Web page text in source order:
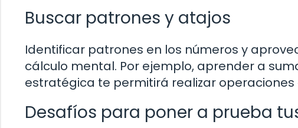
Buscar patrones y atajos
Identificar patrones en los números y
cálculo mental. Por ejemplo, aprender a
estratégica te permitirá realizar operaciones
Desafíos para poner a prueba